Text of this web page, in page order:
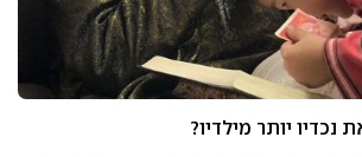
יותר מילדיו?